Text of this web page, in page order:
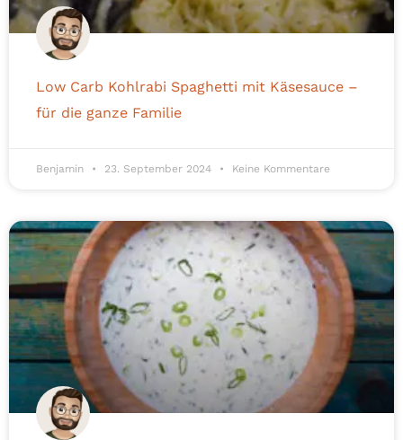
Low Carb Kohlrabi Spaghetti mit Käsesauce –
für die ganze Familie
Benjamin 23. September 2024 Keine Kommentare